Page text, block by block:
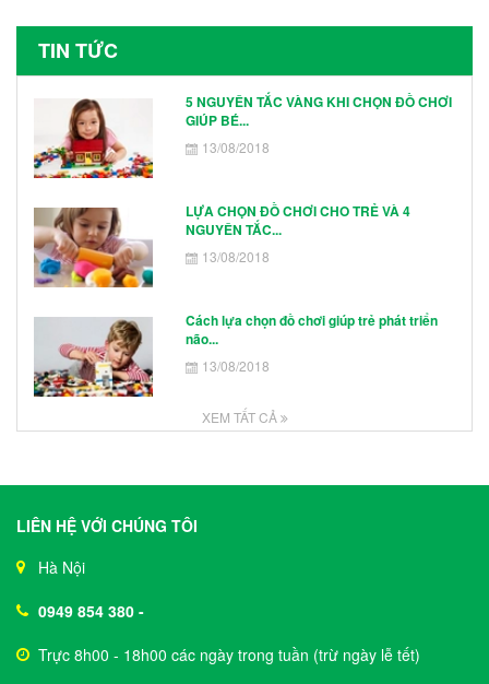
TIN TỨC
5 NGUYÊN TẮC VÀNG KHI CHỌN ĐỒ CHƠI
GIÚP BÉ...
13/08/2018
LỰA CHỌN ĐỒ CHƠI CHO TRẺ VÀ 4
NGUYÊN TẮC...
13/08/2018
Cách lựa chọn đồ chơi giúp trẻ phát triển
não...
13/08/2018
XEM TẤT CẢ
LIÊN HỆ VỚI CHÚNG TÔI
Hà Nội
0949 854 380 -
Trực 8h00 - 18h00 các ngày trong tuần (trừ ngày lễ tết)